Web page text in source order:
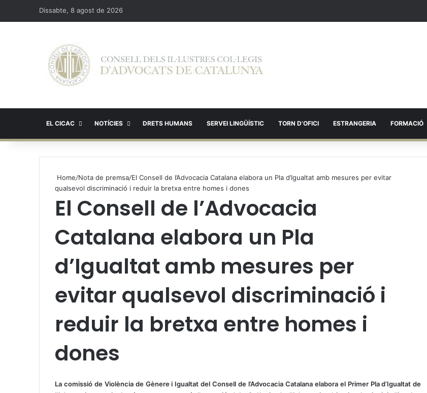
Dissabte, 8 agost de 2026
EL CICAC NOTÍCIES DRETS HUMANS SERVEI LINGÜÍSTIC TORN D’OFICI ESTRANGERIA FORMACIÓ
Home/Nota de premsa/El Consell de l’Advocacia Catalana elabora un Pla d’Igualtat amb mesures per evitar
qualsevol discriminació i reduir la bretxa entre homes i dones
El Consell de l’Advocacia
Catalana elabora un Pla
d’Igualtat amb mesures per
evitar qualsevol discriminació i
reduir la bretxa entre homes i
dones
h
e
La comissió de Violència de Gènere i Igualtat del Consell de l’Advocacia Catalana elabora el Primer Pla d’Igualtat de